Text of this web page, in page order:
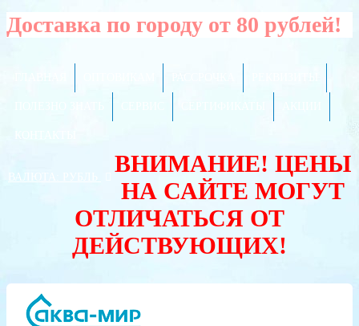
Доставка по городу от 80 рублей!
ВАЛЮТА:
ВНИМАНИЕ! ЦЕНЫ
НА САЙТЕ МОГУТ
ОТЛИЧАТЬСЯ ОТ
ДЕЙСТВУЮЩИХ!